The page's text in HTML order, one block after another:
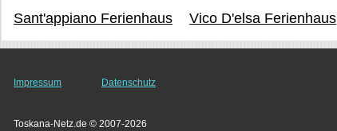
Sant'appiano Ferienhaus
Vico D'elsa Ferienhaus
Impressum Datenschutz
Toskana-Netz.de © 2007-2026